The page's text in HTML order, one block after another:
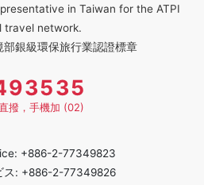
in Taiwan for the ATPI
travel network.
部銀級環保旅行業認證標章
撥，手機加 (02)
+886-2-77349823
ス: +886-2-77349826